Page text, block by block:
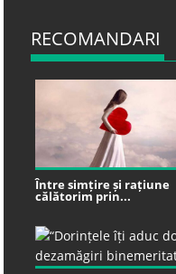
RECOMANDARI
Între simțire și rațiune
călătorim prin...